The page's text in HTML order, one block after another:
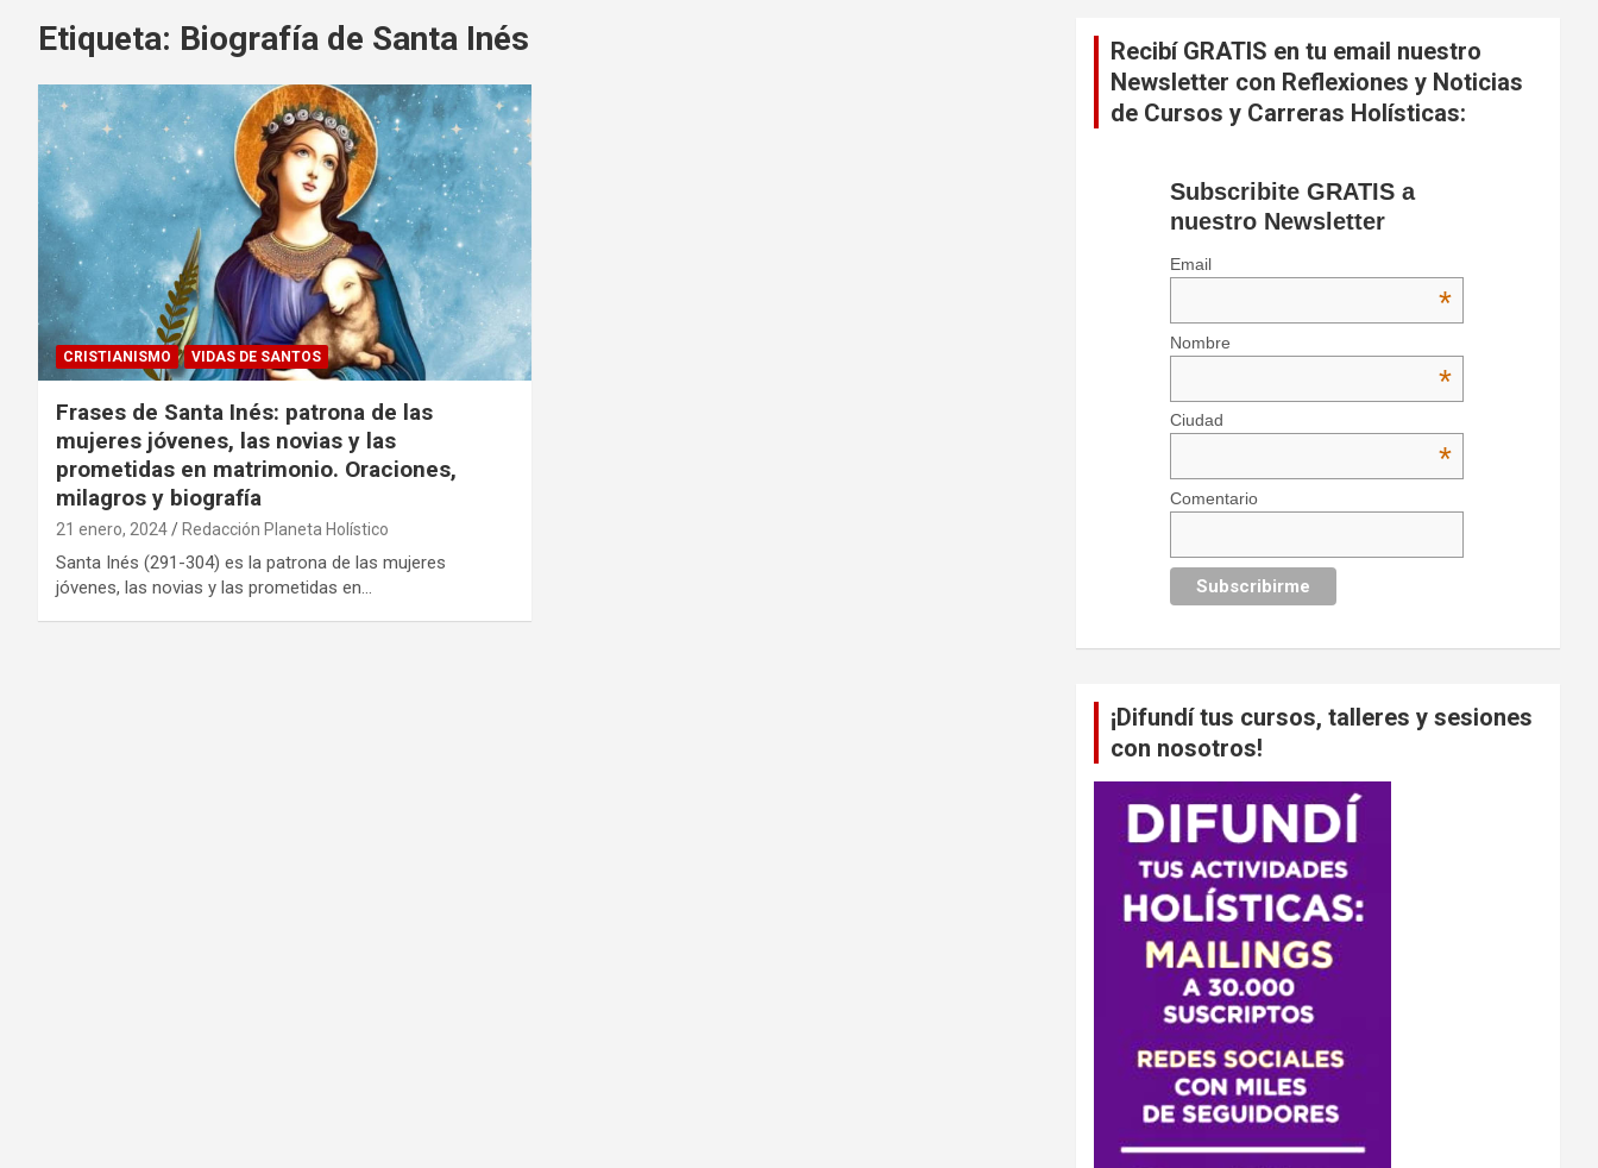
Etiqueta: Biografía de Santa Inés
CRISTIANISMO VIDAS DE SANTOS
Frases de Santa Inés: patrona de las
mujeres jóvenes, las novias y las
prometidas en matrimonio. Oraciones,
milagros y biografía
21 enero, 2024 Redacción Planeta Holístico
Santa Inés (291-304) es la patrona de las mujeres
jóvenes, las novias y las prometidas en…
Recibí GRATIS en tu email nuestro
Newsletter con Reflexiones y Noticias
de Cursos y Carreras Holísticas:
Subscribite GRATIS a
nuestro Newsletter
Email
*
Nombre
*
Ciudad
*
Comentario
¡Difundí tus cursos, talleres y sesiones
con nosotros!